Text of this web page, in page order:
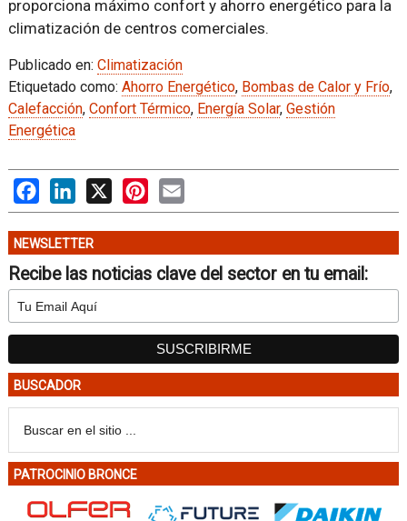
proporciona máximo confort y ahorro energético para la
climatización de centros comerciales.
Publicado en: Climatización
Etiquetado como: Ahorro Energético, Bombas de Calor y Frío,
Calefacción, Confort Térmico, Energía Solar, Gestión
Energética
FacebookLinkedIn
X PinterestEmail
NEWSLETTER
Recibe las noticias clave del sector en tu email:
BUSCADOR
PATROCINIO BRONCE